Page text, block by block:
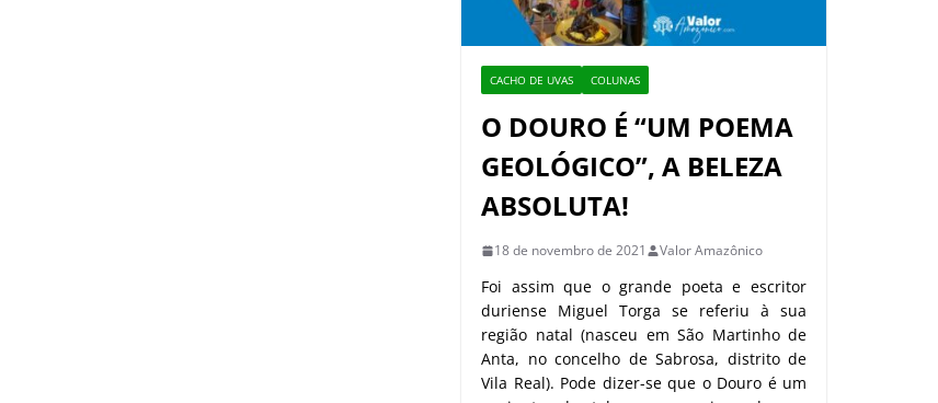
CACHO DE UVAS COLUNAS
O DOURO É “UM POEMA
GEOLÓGICO”, A BELEZA
ABSOLUTA!
18 de novembro de 2021 Valor Amazônico
Foi assim que o grande poeta e escritor
duriense Miguel Torga se referiu à sua
região natal (nasceu em São Martinho de
Anta, no concelho de Sabrosa, distrito de
Vila Real). Pode dizer-se que o Douro é um